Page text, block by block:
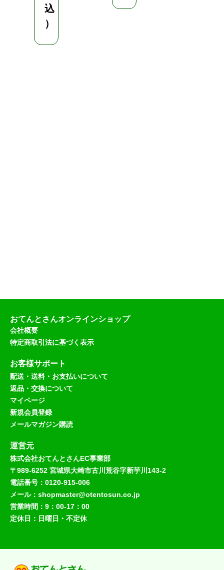
込
）
おてんとさんオンラインショップ
会社概要
特定商取引法に基づく表示
お客様サポート
配送・送料・お支払いについて
返品・交換について
マイページ
新規会員登録
メールマガジン購読
運営元
株式会社おてんとさんEC事業部
〒989-6252 宮城県大崎市古川荒谷字新芋川143-2
電話番号：0120-915-006
メール：shopmaster@otentosun.co.jp
営業時間：9：00-17：00
定休日：日曜日・不定休